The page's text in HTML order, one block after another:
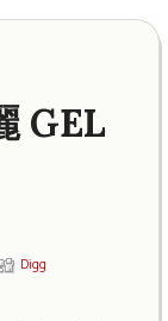
GEL
Digg